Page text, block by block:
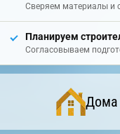
Сверяем материалы и
Планируем
Согласовываем
Дома